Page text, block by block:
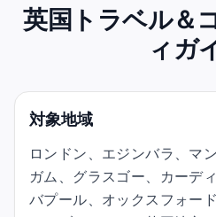
英国トラベル＆
ィガ
対象地域
ロンドン、エジンバラ、マ
ガム、グラスゴー、カーデ
バプール、オックスフォー